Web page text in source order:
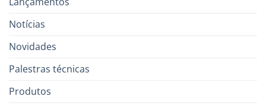
Notícias
Novidades
Palestras técnicas
Produtos